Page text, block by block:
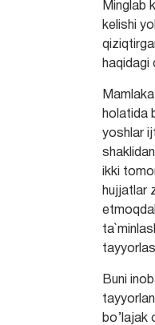
Minglab
kelishi
haqidagi
holatida
yoshlar
ikki
hujjatlar
Buni
bo’lajak